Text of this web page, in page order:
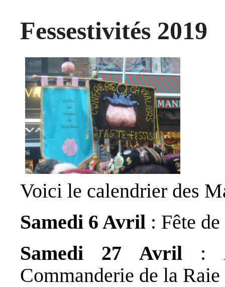
Fessestivités 2019
Voici le calendrier des
Samedi 6 Avril : Fête
Samedi 27 Avril:
Commanderie de la